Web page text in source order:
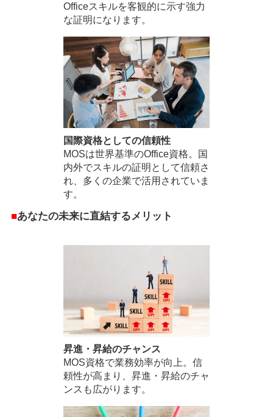
Officeスキルを客観的に示す強力
な証明になります。
国際資格としての信頼性
MOSは世界基準のOffice資格。国
内外でスキルの証明として信頼さ
れ、多くの企業で活用されていま
す。
■あなたの未来に直結するメリット
昇進・昇給のチャンス
MOS資格で業務効率が向上。信
頼性が高まり、昇進・昇給のチャ
ンスも広がります。